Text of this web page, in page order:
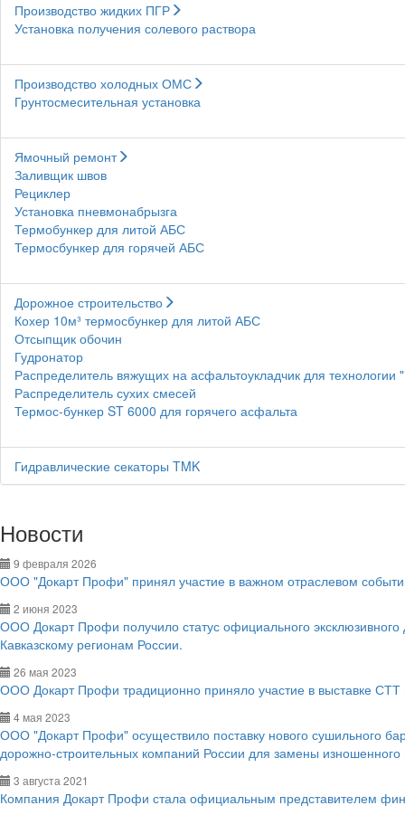
Производство жидких ПГР
Установка получения солевого раствора
Производство холодных ОМС
Грунтосмесительная установка
Ямочный ремонт
Заливщик швов
Рециклер
Установка пневмонабрызга
Термобункер для литой АБС
Термосбункер для горячей АБС
Дорожное строительство
Кохер 10м³ термосбункер для литой АБС
Отсыпщик обочин
Гудронатор
Распределитель вяжущих на асфальтоукладчик для технологии
Распределитель сухих смесей
Термос-бункер ST 6000 для горячего асфальта
Гидравлические секаторы TMK
Новости
9 февраля 2026
ООО "Докарт Профи" принял участие в важном отраслевом
2 июня 2023
ООО Докарт Профи получило статус официального
Кавказскому регионам России.
26 мая 2023
ООО Докарт Профи традиционно приняло участие в выставке СТТ
4 мая 2023
ООО "Докарт Профи" осуществило поставку нового сушильного
дорожно-строительных компаний России для замены
3 августа 2021
Компания Докарт Профи стала официальным представителем